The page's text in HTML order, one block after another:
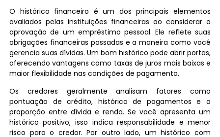
O histórico financeiro é um dos principais elementos
avaliados pelas instituições financeiras ao considerar a
aprovação de um empréstimo pessoal. Ele reflete suas
obrigações financeiras passadas e a maneira como você
gerencia suas dívidas. Um bom histórico pode abrir portas,
oferecendo vantagens como taxas de juros mais baixas e
maior flexibilidade nas condições de pagamento.
Os credores geralmente analisam fatores como
pontuação de crédito, histórico de pagamentos e a
proporção entre dívida e renda. Se você apresenta um
histórico positivo, isso indica responsabilidade e menor
risco para o credor. Por outro lado, um histórico com